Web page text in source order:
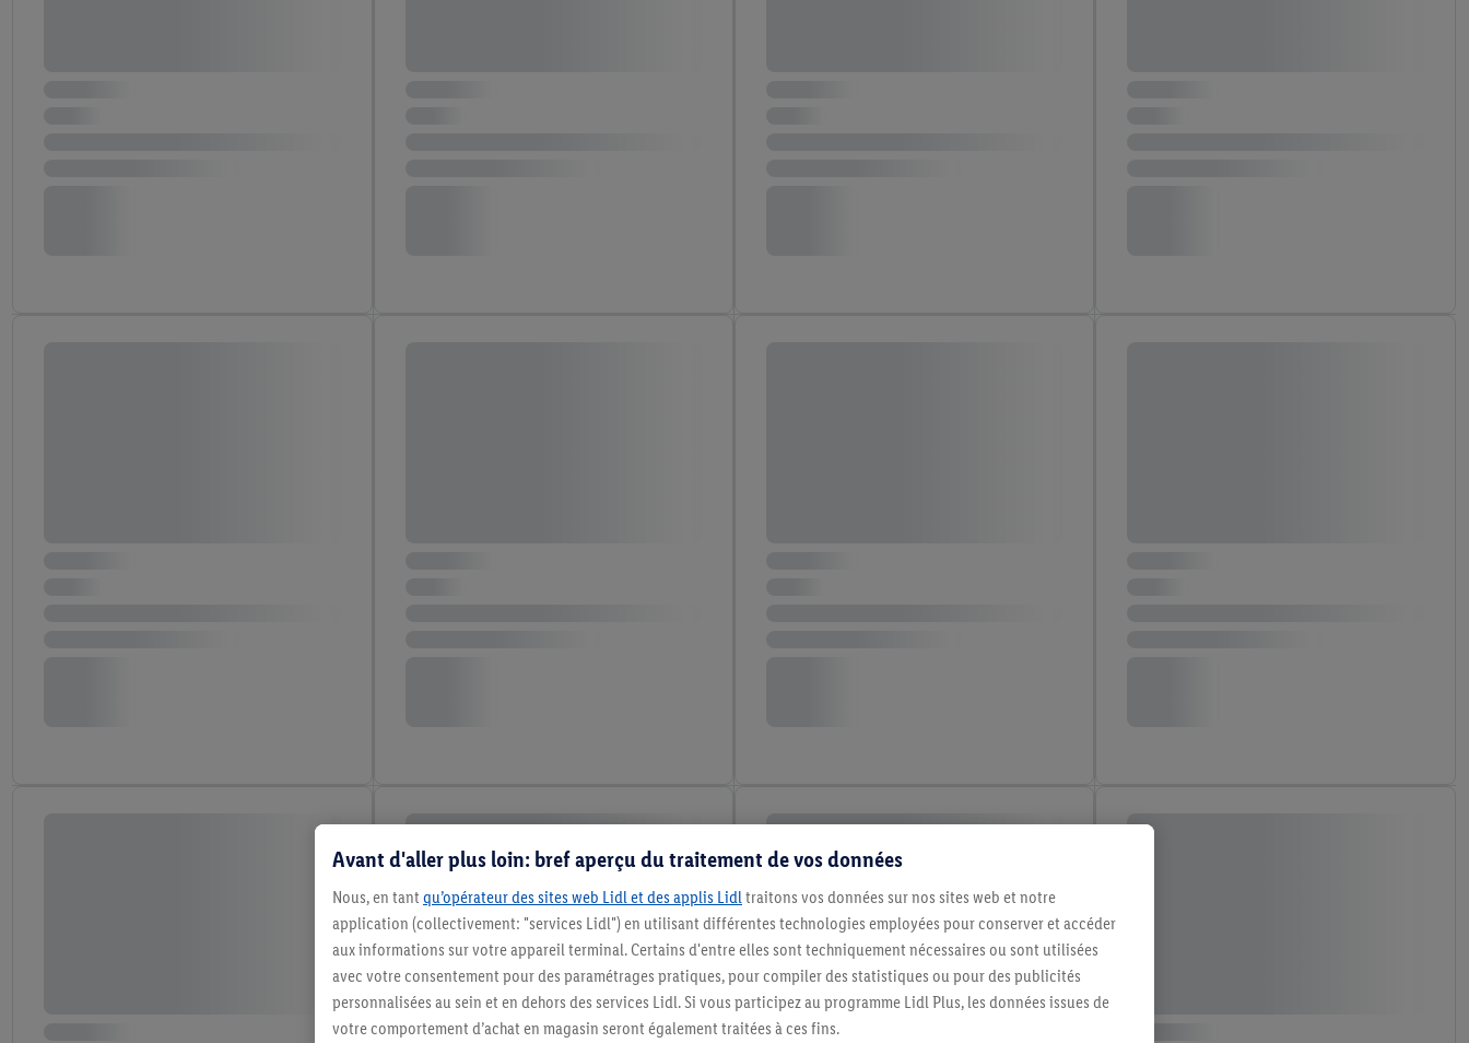
Avant d'aller plus loin: bref aperçu du traitement de vos données
Nous, en tant qu’opérateur des sites web Lidl et des applis Lidltraitons vos données sur nos sites web et notre
application (collectivement: "services Lidl") en utilisant différentes technologies employées pour conserver et accéder
aux informations sur votre appareil terminal. Certains d'entre elles sont techniquement nécessaires ou sont utilisées
avec votre consentement pour des paramétrages pratiques, pour compiler des statistiques ou pour des publicités
personnalisées au sein et en dehors des services Lidl. Si vous participez au programme Lidl Plus, les données issues de
votre comportement d’achat en magasin seront également traitées à ces fins.